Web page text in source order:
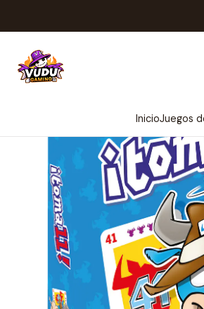
InicioJuegos